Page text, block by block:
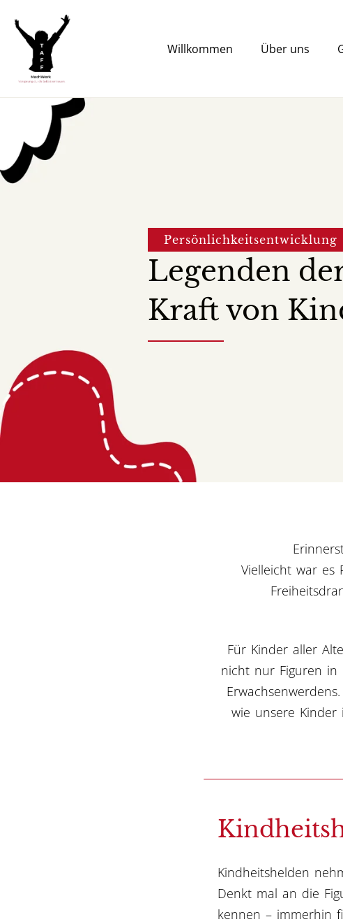
Inhalt
springen
Willkommen Über uns
Persönlichkeitsentwicklung
Legenden
Kraft von
Vielleicht war es
Für Kinder aller
nicht nur Figuren in
wie unsere
Kindheitshelden
Denkt mal an die
kennen – immerhin